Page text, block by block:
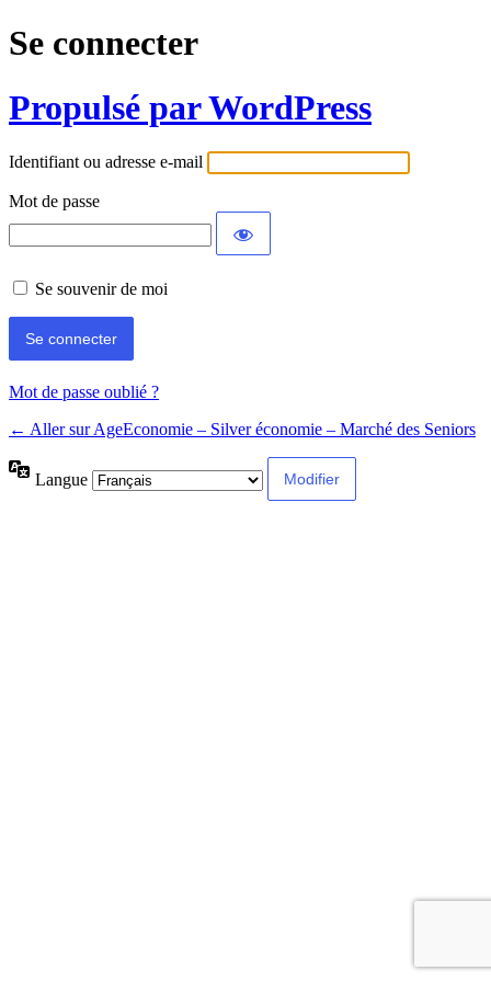
Se connecter
Propulsé par WordPress
Identifiant ou adresse e-mail
Mot de passe
Se souvenir de moi
Mot de passe oublié ?
← Aller sur AgeEconomie – Silver économie – Marché des Seniors
Langue